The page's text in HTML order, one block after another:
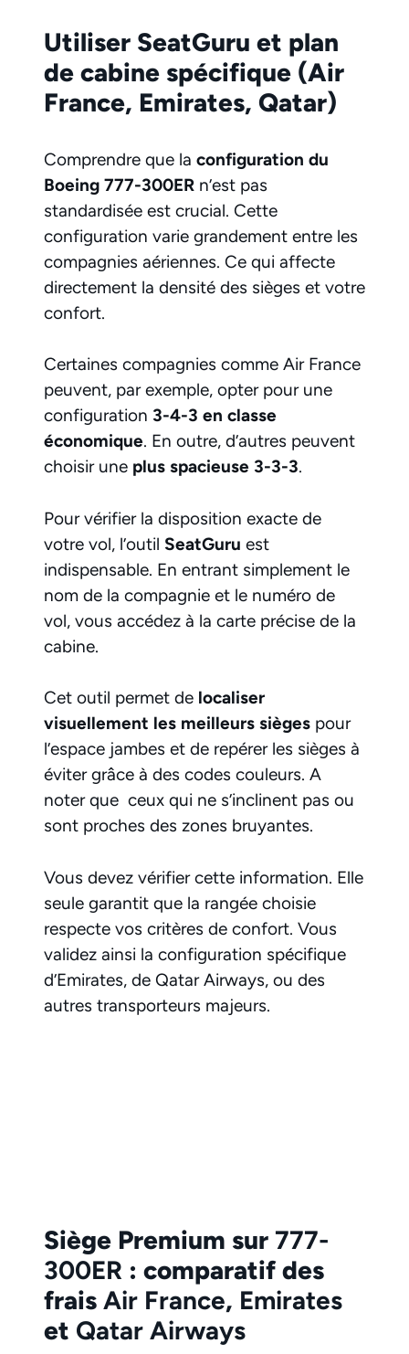
Utiliser SeatGuru et plan
de cabine spécifique (Air
France, Emirates, Qatar)
Comprendre que la configuration du
Boeing 777-300ER n’est pas
standardisée est crucial. Cette
configuration varie grandement entre les
compagnies aériennes. Ce qui affecte
directement la densité des sièges et votre
confort.
Certaines compagnies comme Air France
peuvent, par exemple, opter pour une
configuration 3-4-3 en classe
économique. En outre, d’autres peuvent
choisir une plus spacieuse 3-3-3.
Pour vérifier la disposition exacte de
votre vol, l’outil SeatGuru est
indispensable. En entrant simplement le
nom de la compagnie et le numéro de
vol, vous accédez à la carte précise de la
cabine.
Cet outil permet de localiser
visuellement les meilleurs sièges pour
l’espace jambes et de repérer les sièges à
éviter grâce à des codes couleurs. A
noter que ceux qui ne s’inclinent pas ou
sont proches des zones bruyantes.
Vous devez vérifier cette information. Elle
seule garantit que la rangée choisie
respecte vos critères de confort. Vous
validez ainsi la configuration spécifique
d’Emirates, de Qatar Airways, ou des
autres transporteurs majeurs.
Siège Premium sur 777-
300ER : comparatif des
frais Air France, Emirates
et Qatar Airways